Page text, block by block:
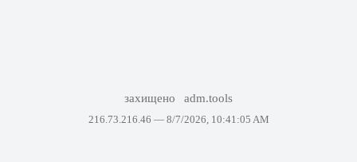
захищено adm.tools
216.73.216.46 — 8/7/2026, 10:41:05 AM